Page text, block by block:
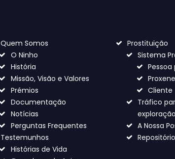
Quem Somos
O Ninho
História
Missão, Visão e Valores
Prémios
Documentação
Notícias
Perguntas Frequentes
Testemunhos
Histórias de Vida
Prostituição
Sistema
Cliente
Tráfico
A Nossa
Repositório